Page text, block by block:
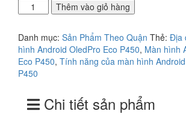
điểm
màn
hình
Android
OledPro
P450
tại
Thêm vào giỏ hàng
Danh mục: Sản Phẩm Theo Quận Thẻ: Địa
hình Android OledPro Eco P450, Màn hình
Eco P450, Tính năng của màn hình
P450
Chi tiết sản phẩm